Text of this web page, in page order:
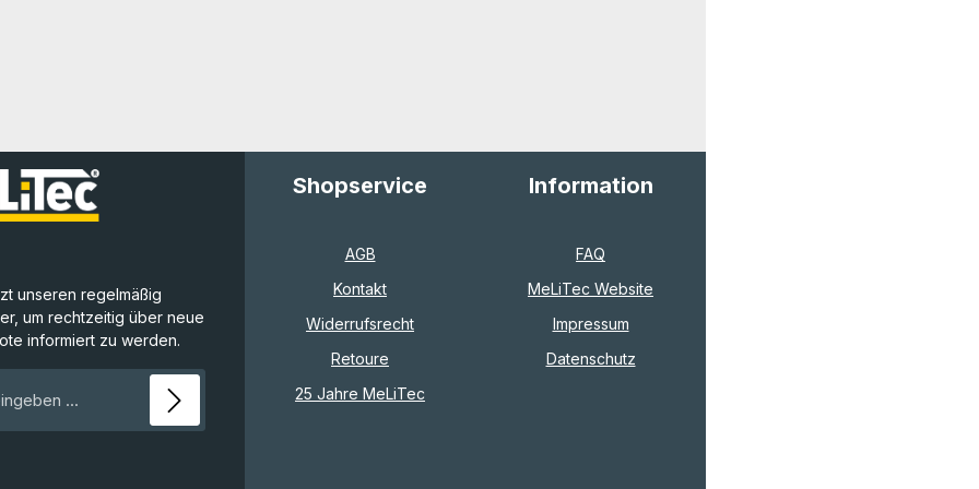
unseren regelmäßig
um rechtzeitig über neue
informiert zu werden.
Shopservice
AGB
Kontakt
Widerrufsrecht
Retoure
25 Jahre MeLiTec
Information
FAQ
MeLiTec Website
Impressum
Datenschutz